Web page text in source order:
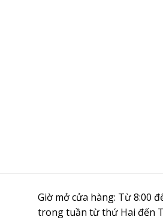
Giờ mở cửa hàng: Từ 8:00
trong tuần từ thứ Hai đến